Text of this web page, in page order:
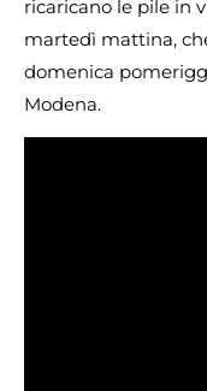
ricaricano le pile in
martedì mattina,
domenica
Modena.